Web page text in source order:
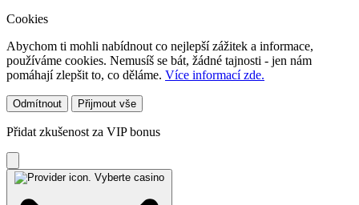
Cookies
Abychom ti mohli nabídnout co nejlepší zážitek a informace,
používáme cookies. Nemusíš se bát, žádné tajnosti - jen nám
pomáhají zlepšit to, co děláme. Více informací zde.
Odmítnout Přijmout vše
Přidat zkušenost za VIP bonus
Vyberte casino